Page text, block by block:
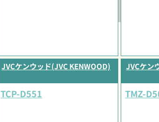
JVCケンウッド(JVC KENWOOD)
TCP-D551
JVCケン
TMZ-